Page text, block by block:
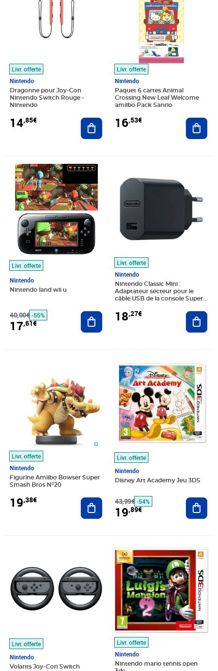
Livr. offerte
Nintendo
Dragonne pour Joy-Con
Nintendo Switch Rouge -
Nintendo
14,85€ Ajouter au panier
Livr. offerte
Nintendo
Paquet 6 cartes Animal
Crossing New Leaf Welcome
amiibo Pack Sanrio
16,53€
Livr. offerte
Nintendo
Nintendo land wii u
40,00€
Prix barré 40,00€
-55%
17,61€
Prix 17,61€
Ajouter au panier
Livr. offerte
Nintendo
Nintendo Classic Mini :
Adaptateur secteur pour le
câble USB de la console Super
System
18,27€
Livr. offerte
Nintendo
Figurine Amiibo Bowser Super
Smash Bros N°20
19,38€ Ajouter au panier
Livr. offerte
Nintendo
Disney Art Academy Jeu 3DS
43,99€
Prix barré 43,99€
-54%
19,89€
Prix 19,89€
Livr. offerte
Nintendo
Volants Joy-Con Switch
Livr. offerte
Nintendo
Nintendo mario tennis open
Prix barré 35,99€
Prix 20,97€